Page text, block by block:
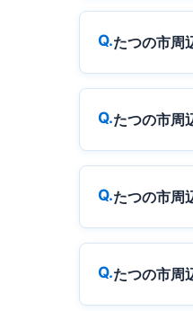
たつの市周
たつの市周
たつの市周
たつの市周